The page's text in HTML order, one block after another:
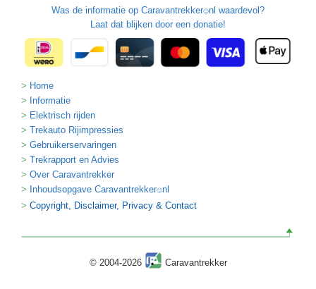
Was de informatie op Caravantrekker🙂nl waardevol?
Laat dat blijken door een donatie!
Home
Informatie
Elektrisch rijden
Trekauto Rijimpressies
Gebruikerservaringen
Trekrapport en Advies
Over Caravantrekker
Inhoudsopgave Caravantrekker🙂nl
Copyright, Disclaimer, Privacy & Contact
© 2004-2026 Caravantrekker